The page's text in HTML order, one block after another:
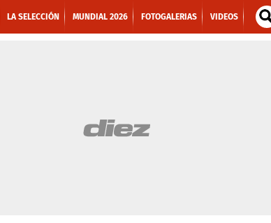
LA SELECCIÓN MUNDIAL 2026 FOTOGALERIAS VIDEOS